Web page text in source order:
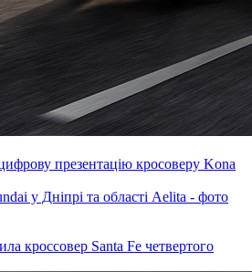
презентацію кросоверу Kona
кроссовер Santa Fe четвертого